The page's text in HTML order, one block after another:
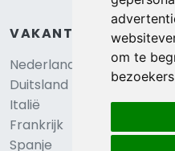
om te
Dit mooie chalet op een
met eigen parkeerplaats,
4personen
slaapkamers